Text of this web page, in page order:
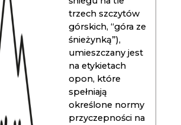
trzech szczytów
górskich, “góra ze
śnieżynką”),
umieszczany jest
na etykietach
opon, które
spełniają
określone normy
przyczepności na